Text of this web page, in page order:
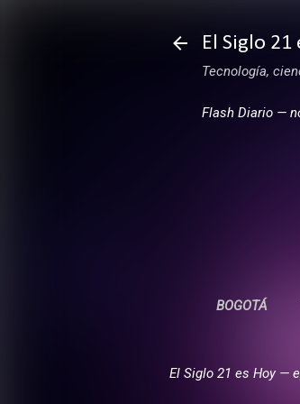
El Siglo 21
Tecnología,
Flash Diario —
BOGOTÁ
El Siglo 21 es Hoy —